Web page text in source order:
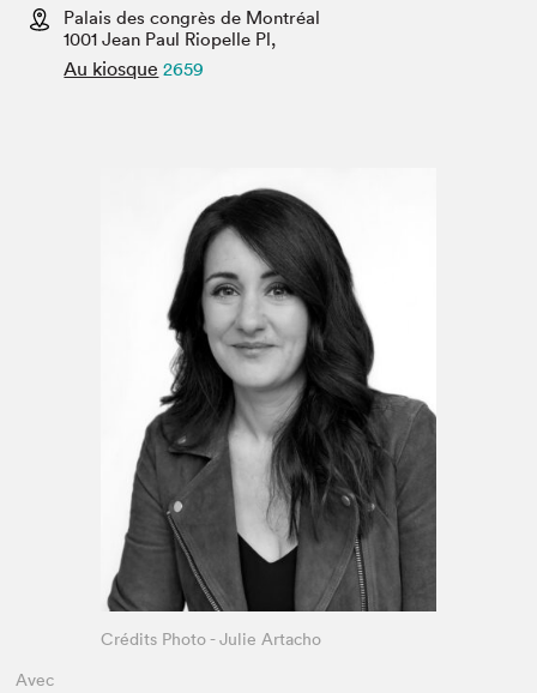
Espace médias
Palais des congrès de Montréal
1001 Jean Paul Riopelle Pl,
Au kiosque 2659
Avec
Crédits Photo - Julie Artacho